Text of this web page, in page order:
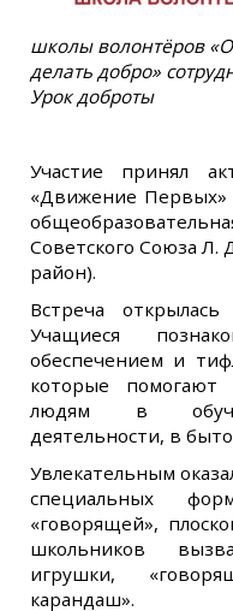
школы волонтёров
делать добро»
Урок доброты
Участие принял
«Движение
Советского Союза Л.
район).
Встреча
Учащиеся
обеспечением и
которые
людям в
деятельности, в
Увлекательным
специальных
«говорящей»,
школьников
игрушки,
карандаш».